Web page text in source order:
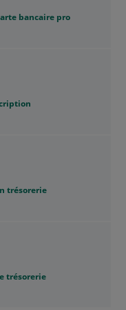
bancaire pro
trésorerie
trésorerie